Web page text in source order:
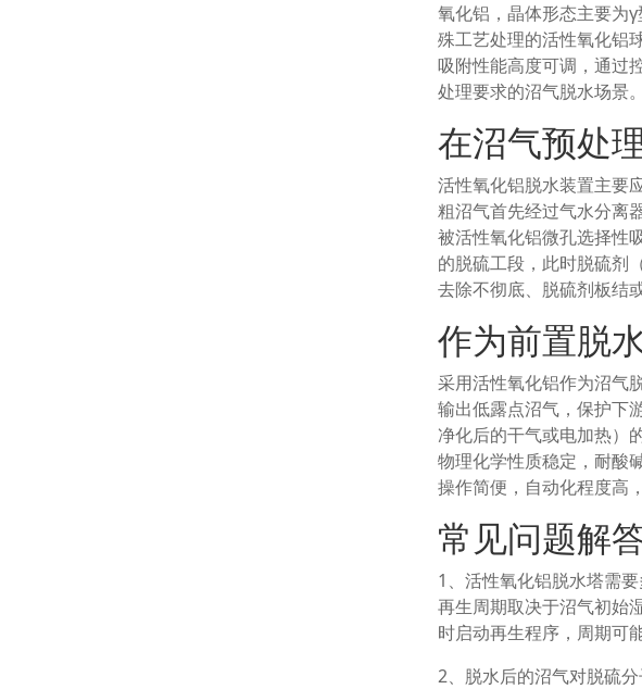
氧化铝，晶体形态主要为
殊工艺处理的活性氧化铝
吸附性能高度可调，通过
处理要求的沼气脱水场景。
在沼气预处
活性氧化铝脱水装置主要
粗沼气首先经过气水分离
被活性氧化铝微孔选择性
的脱硫工段，此时脱硫剂
去除不彻底、脱硫剂板结
作为前置脱
采用活性氧化铝作为沼气
输出低露点沼气，保护下
净化后的干气或电加热）
物理化学性质稳定，耐酸
操作简便，自动化程度高
常见问题解
1、活性氧化铝脱水塔需
再生周期取决于沼气初始
时启动再生程序，周期可
2、脱水后的沼气对脱硫